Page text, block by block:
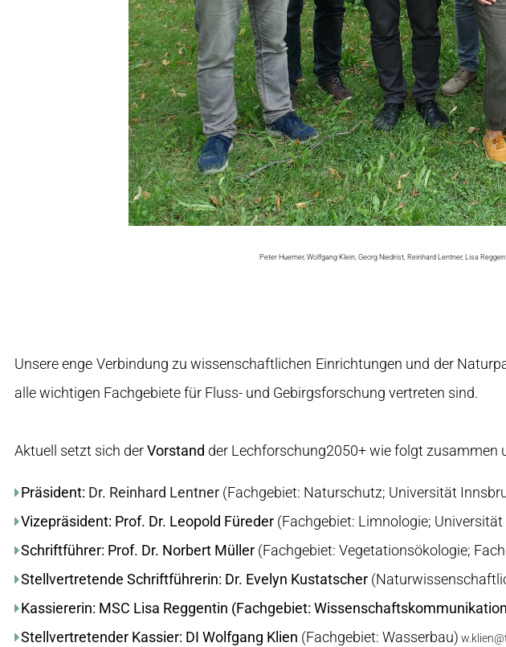
Peter Huemer, Wolfgang Klein, Georg Niedrist, Reinhard Lentner, Lisa
Unsere enge Verbindung zu wissenschaftlichen Einrichtungen und der
alle wichtigen Fachgebiete für Fluss- und Gebirgsforschung vertreten sind.
Aktuell setzt sich derVorstand der Lechforschung2050+ wie folgt zusammen
Präsident: Dr. Reinhard Lentner (Fachgebiet: Naturschutz; Universität
Vizepräsident: Prof. Dr. Leopold Füreder (Fachgebiet: Limnologie;
Schriftführer: Prof. Dr. Norbert Müller (Fachgebiet: Vegetationsökologie;
Stellvertretende Schriftführerin: Dr. Evelyn Kustatscher
Kassiererin: MSC Lisa Reggentin (Fachgebiet:
Stellvertretender Kassier: DI Wolfgang Klien (Fachgebiet: Wasserbau)